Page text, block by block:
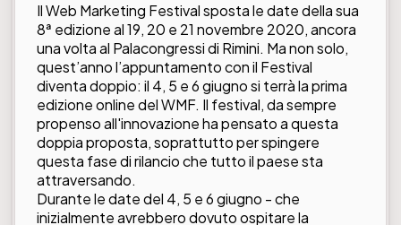
Il Web Marketing Festival sposta le date della sua
8ª edizione al 19, 20 e 21 novembre 2020, ancora
una volta al Palacongressi di Rimini. Ma non solo,
quest’anno l’appuntamento con il Festival
diventa doppio: il 4, 5 e 6 giugno si terrà la prima
edizione online del WMF. Il festival, da sempre
propenso all'innovazione ha pensato a questa
doppia proposta, soprattutto per spingere
questa fase di rilancio che tutto il paese sta
attraversando.
Durante le date del 4, 5 e 6 giugno - che
inizialmente avrebbero dovuto ospitare la